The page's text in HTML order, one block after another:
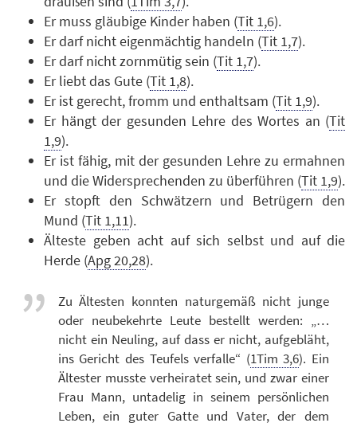
Er muss gläubige Kinder haben (Tit 1,6).
Er darf nicht eigenmächtig handeln (Tit 1,7).
Er darf nicht zornmütig sein (Tit 1,7).
Er liebt das Gute (Tit 1,8).
Er ist gerecht, fromm und enthaltsam (Tit 1,9).
Er hängt der gesunden Lehre des Wortes an (Tit
1,9).
Er ist fähig, mit der gesunden Lehre zu ermahnen
und die Widersprechenden zu überführen (Tit 1,9).
Er stopft den Schwätzern und Betrügern den
Mund (Tit 1,11).
Älteste geben acht auf sich selbst und auf die
Herde (Apg 20,28).
Zu Ältesten konnten naturgemäß nicht junge
oder neubekehrte Leute bestellt werden: „…
nicht ein Neuling, auf dass er nicht, aufgebläht,
ins Gericht des Teufels verfalle“ (1Tim 3,6). Ein
Ältester musste verheiratet sein, und zwar einer
Frau Mann, untadelig in seinem persönlichen
Leben, ein guter Gatte und Vater, der dem